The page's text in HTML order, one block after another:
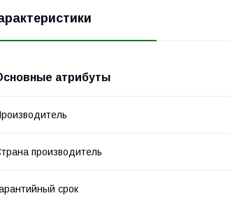
атрибуты
производитель
срок